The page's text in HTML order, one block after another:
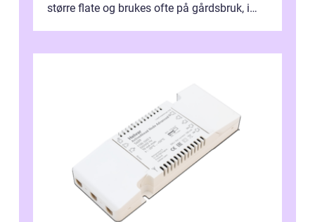
større flate og brukes ofte på gårdsbruk, i